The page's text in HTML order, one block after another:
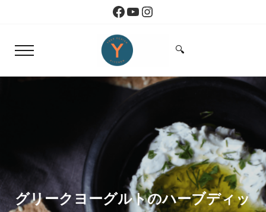
Skip to header right navigationFacebook
YouTube
Instagram
Menu
Yoko Design Kitchen
Search...
🔍
グリークヨーグルトのハーブディッ